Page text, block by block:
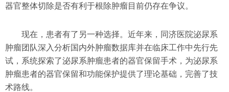
器官整体切除是否有利于根除肿瘤目前仍存在争议。
现在，患者有了另一种选择。近年来，同济医院泌尿系
肿瘤团队深入分析国内外肿瘤数据库并在临床工作中先行先
试，系统探索了泌尿系肿瘤患者的器官保留手术，为泌尿系
肿瘤患者的器官保留和功能保护提供了理论基础，完善了技
术路线。